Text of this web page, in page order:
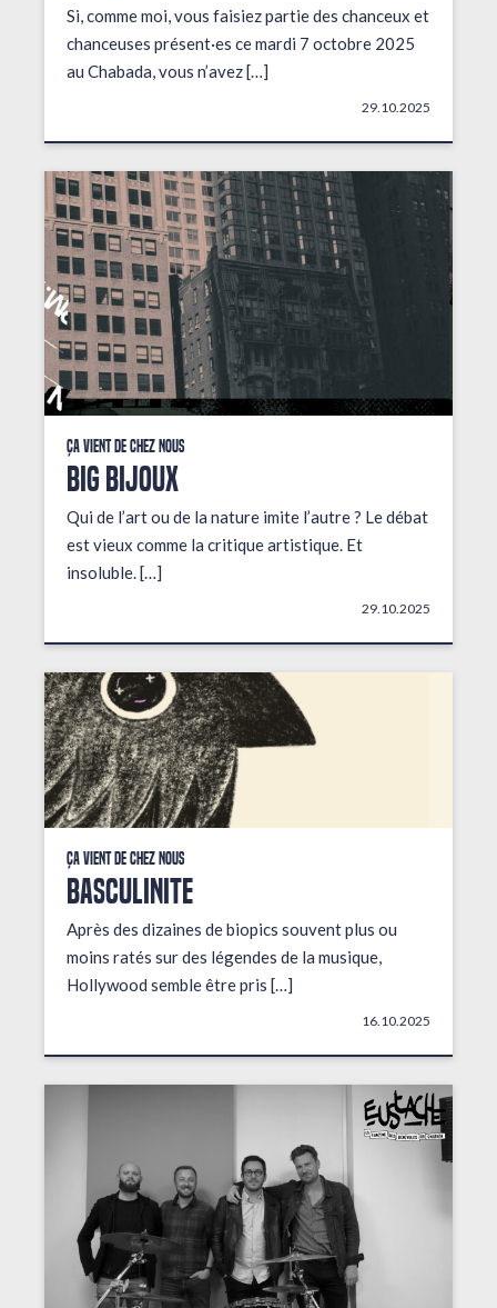
Si, comme moi, vous faisiez partie des chanceux et
chanceuses présent·es ce mardi 7 octobre 2025
au Chabada, vous n’avez […]
29.10.2025
Ça vient de chez nous
BIG BIJOUX
Qui de l’art ou de la nature imite l’autre ? Le débat
est vieux comme la critique artistique. Et
insoluble. […]
29.10.2025
Ça vient de chez nous
BASCULINITE
Après des dizaines de biopics souvent plus ou
moins ratés sur des légendes de la musique,
Hollywood semble être pris […]
16.10.2025